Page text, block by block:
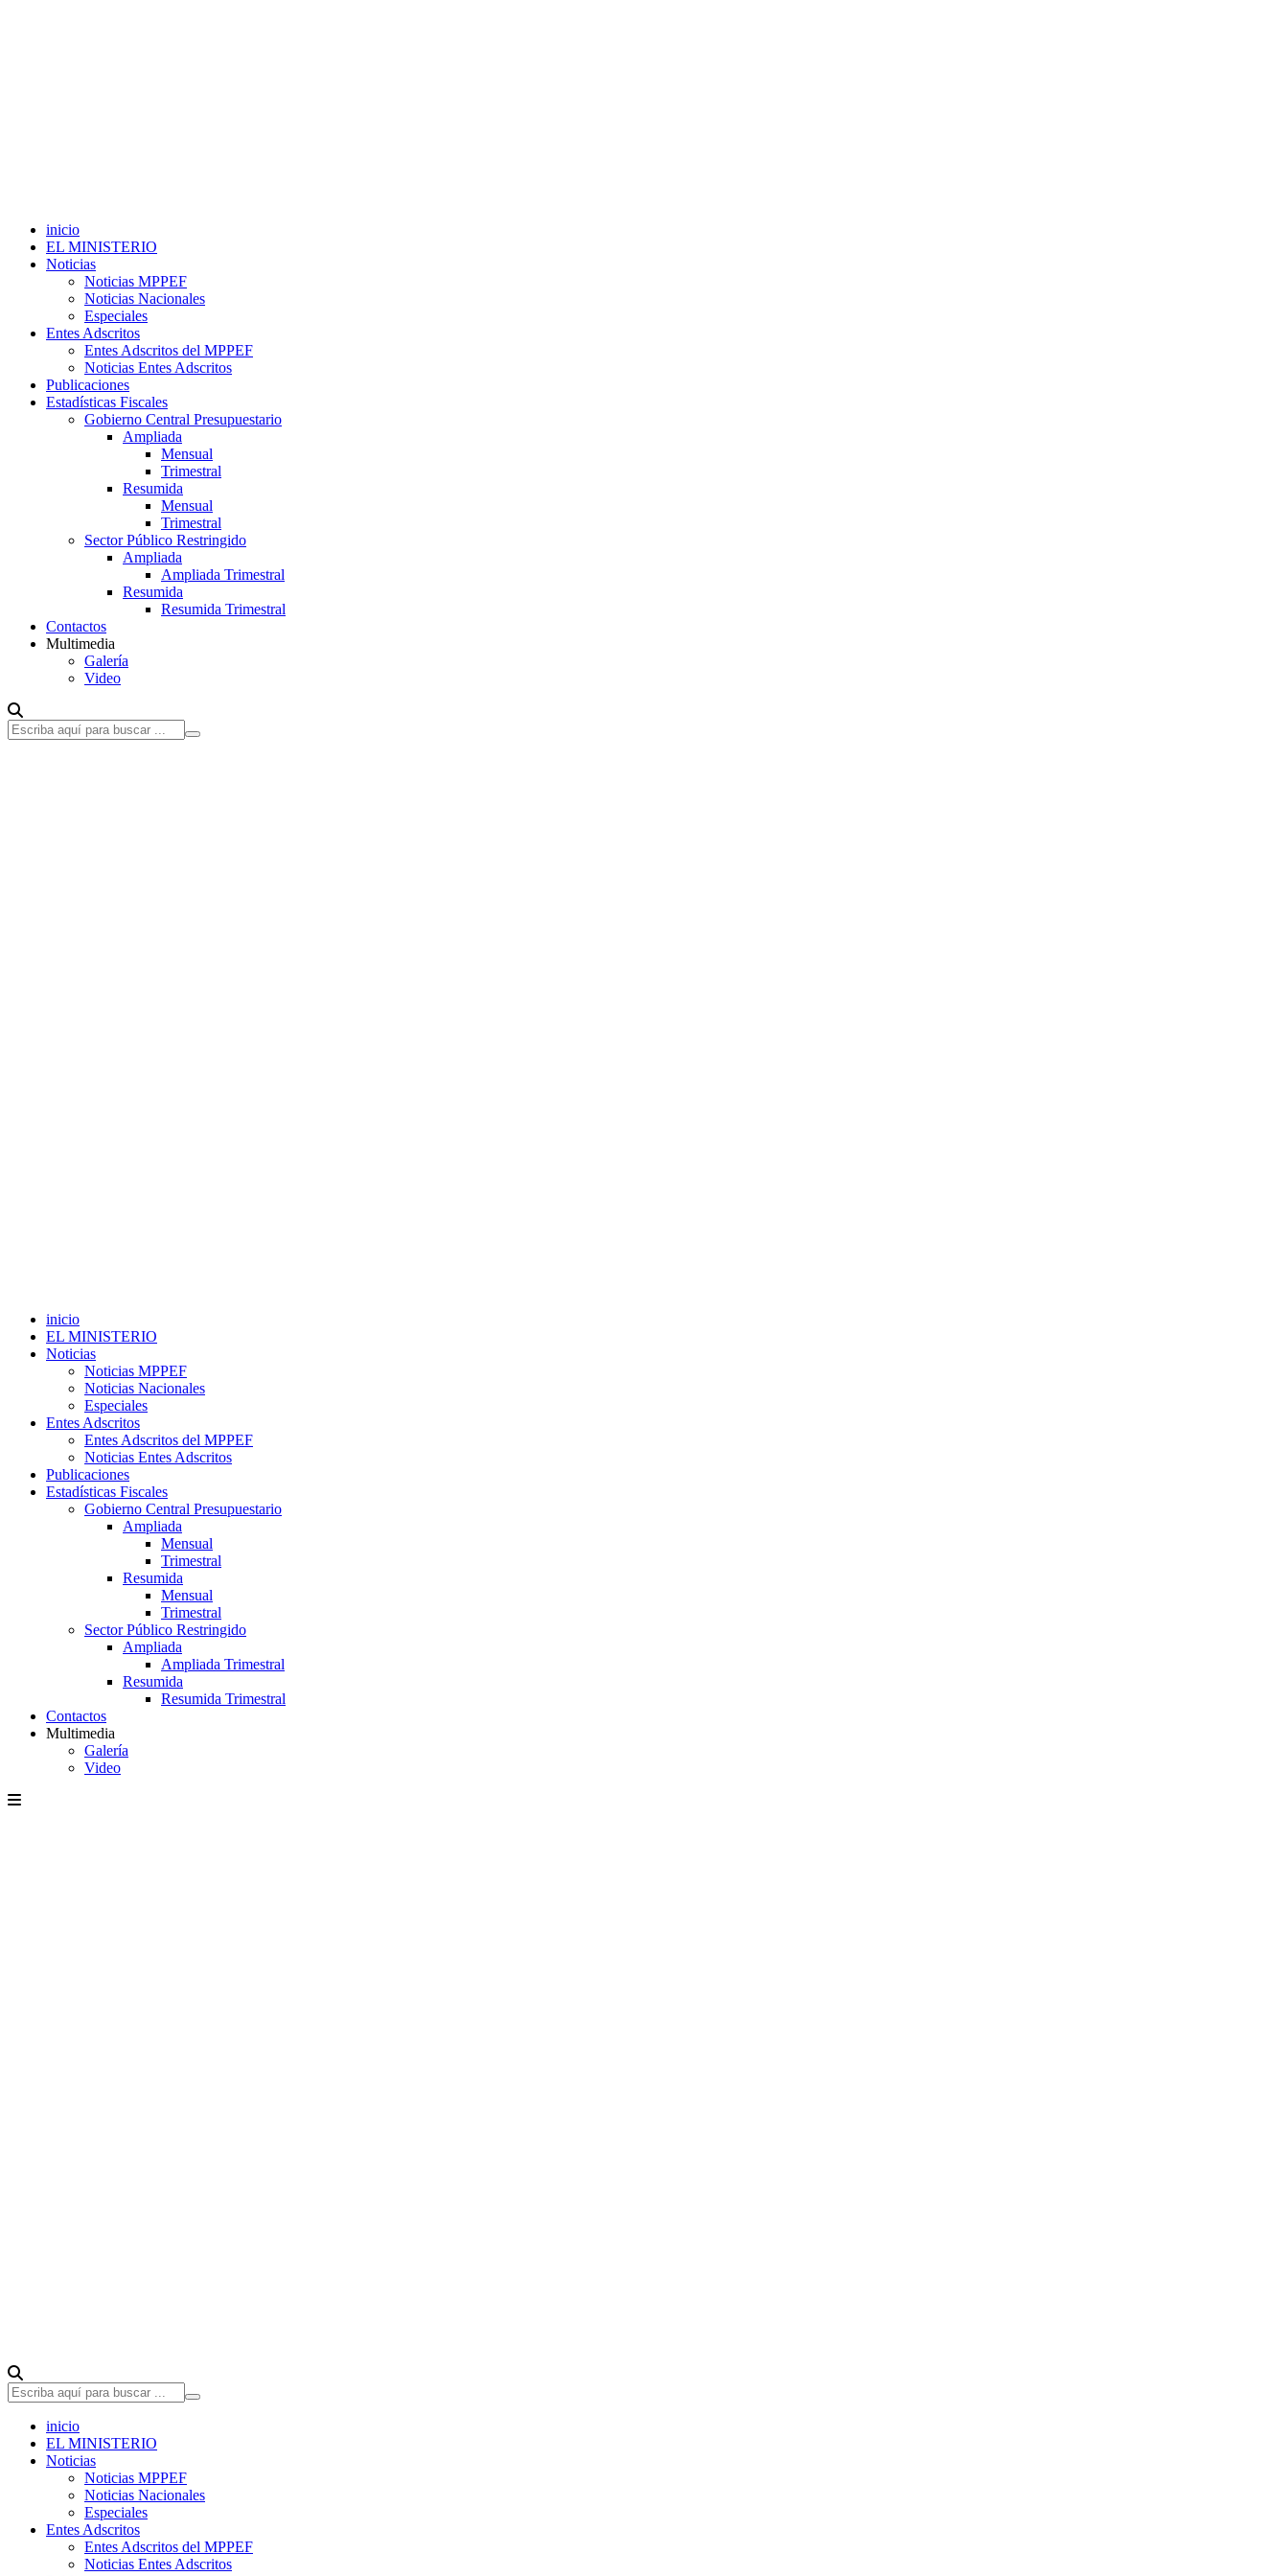
inicio
EL MINISTERIO
Noticias
Noticias MPPEF
Noticias Nacionales
Especiales
Entes Adscritos
Entes Adscritos del MPPEF
Noticias Entes Adscritos
Publicaciones
Estadísticas Fiscales
Gobierno Central Presupuestario
Ampliada
Mensual
Trimestral
Resumida
Mensual
Trimestral
Sector Público Restringido
Ampliada
Ampliada Trimestral
Resumida
Resumida Trimestral
Contactos
Multimedia
Galería
Video
inicio
EL MINISTERIO
Noticias
Noticias MPPEF
Noticias Nacionales
Especiales
Entes Adscritos
Entes Adscritos del MPPEF
Noticias Entes Adscritos
Publicaciones
Estadísticas Fiscales
Gobierno Central Presupuestario
Ampliada
Mensual
Trimestral
Resumida
Mensual
Trimestral
Sector Público Restringido
Ampliada
Ampliada Trimestral
Resumida
Resumida Trimestral
Contactos
Multimedia
Galería
Video
inicio
EL MINISTERIO
Noticias
Noticias MPPEF
Noticias Nacionales
Especiales
Entes Adscritos
Entes Adscritos del MPPEF
Noticias Entes Adscritos